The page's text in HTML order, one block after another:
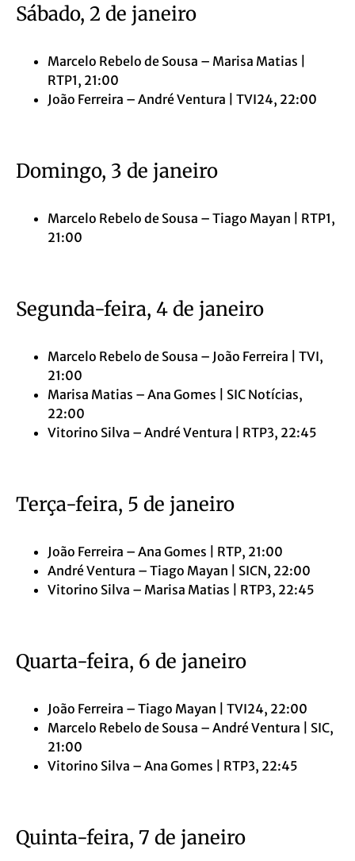
Sábado, 2 de janeiro
Marcelo Rebelo de Sousa – Marisa Matias |
RTP1, 21:00
João Ferreira – André Ventura | TVI24, 22:00
Domingo, 3 de janeiro
Marcelo Rebelo de Sousa – Tiago Mayan | RTP1,
21:00
Segunda-feira, 4 de janeiro
Marcelo Rebelo de Sousa – João Ferreira | TVI,
21:00
Marisa Matias – Ana Gomes | SIC Notícias,
22:00
Vitorino Silva – André Ventura | RTP3, 22:45
Terça-feira, 5 de janeiro
João Ferreira – Ana Gomes | RTP, 21:00
André Ventura – Tiago Mayan | SICN, 22:00
Vitorino Silva – Marisa Matias | RTP3, 22:45
Quarta-feira, 6 de janeiro
João Ferreira – Tiago Mayan | TVI24, 22:00
Marcelo Rebelo de Sousa – André Ventura | SIC,
21:00
Vitorino Silva – Ana Gomes | RTP3, 22:45
Quinta-feira, 7 de janeiro